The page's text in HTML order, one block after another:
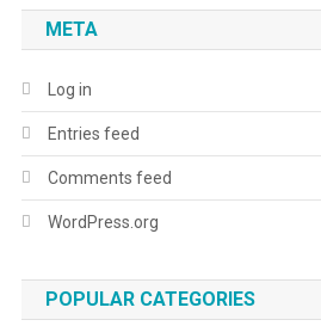
META
Log in
Entries feed
Comments feed
WordPress.org
POPULAR CATEGORIES